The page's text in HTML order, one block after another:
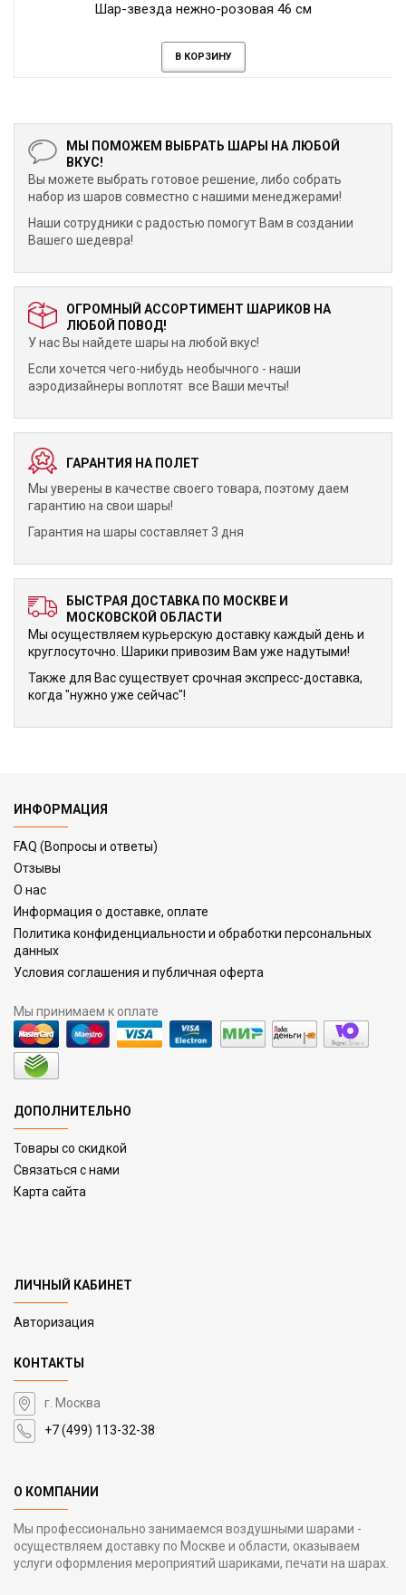
Шар-звезда нежно-розовая 46 см
В КОРЗИНУ
МЫ ПОМОЖЕМ ВЫБРАТЬ ШАРЫ НА ЛЮБОЙ
ВКУС!
Вы можете выбрать готовое решение, либо собрать
набор из шаров совместно с нашими менеджерами!
Наши сотрудники с радостью помогут Вам в создании
Вашего шедевра!
ОГРОМНЫЙ АССОРТИМЕНТ ШАРИКОВ НА
ЛЮБОЙ ПОВОД!
У нас Вы найдете шары на любой вкус!
Если хочется чего-нибудь необычного - наши
аэродизайнеры воплотят все Ваши мечты!
ГАРАНТИЯ НА ПОЛЕТ
Мы уверены в качестве своего товара, поэтому даем
гарантию на свои шары!
Гарантия на шары составляет 3 дня
БЫСТРАЯ ДОСТАВКА ПО МОСКВЕ И
МОСКОВСКОЙ ОБЛАСТИ
Мы осуществляем курьерскую доставку каждый день и
круглосуточно. Шарики привозим Вам уже надутыми!
Также для Вас существует срочная экспресс-доставка,
когда "нужно уже сейчас"!
ИНФОРМАЦИЯ
FAQ (Вопросы и ответы)
Отзывы
О нас
Информация о доставке, оплате
Политика конфиденциальности и обработки персональных
данных
Условия соглашения и публичная оферта
Мы принимаем к оплате
ДОПОЛНИТЕЛЬНО
Товары со скидкой
Связаться с нами
Карта сайта
ЛИЧНЫЙ КАБИНЕТ
Авторизация
КОНТАКТЫ
г. Москва
+7 (499) 113-32-38
О КОМПАНИИ
Мы профессионально занимаемся воздушными шарами -
осуществляем доставку по Москве и области, оказываем
услуги оформления мероприятий шариками, печати на шарах.